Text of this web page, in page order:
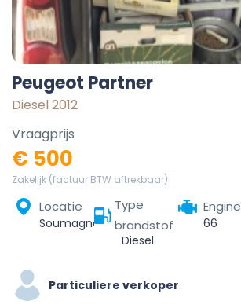
Peugeot Partner
Diesel 2012
Vraagprijs
€ 500
Zakelijk (factuur BTW aftrekbaar)
Locatie
Soumagne, Liège, Wallonie, 4630, Belgique
Type
brandstof
Diesel
Engine
66
Particuliere verkoper